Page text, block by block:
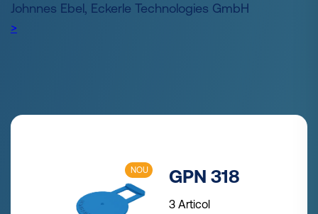
Johnnes Ebel, Eckerle Technologies GmbH
>
NOU GPN 318
3 Articol